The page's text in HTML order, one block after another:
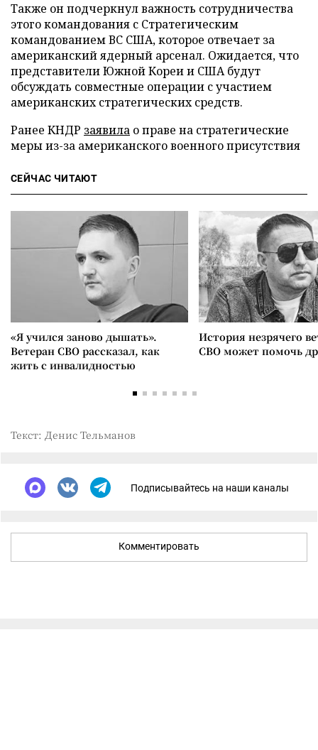
Также он подчеркнул важность сотрудничества
этого командования с Стратегическим
командованием ВС США, которое отвечает за
американский ядерный арсенал. Ожидается, что
представители Южной Кореи и США будут
обсуждать совместные операции с участием
американских стратегических средств.
Ранее КНДР заявила о праве на стратегические
меры из-за американского военного присутствия
СЕЙЧАС ЧИТАЮТ
«Я учился заново дышать».
Ветеран СВО рассказал, как
жить с инвалидностью
История незрячего
СВО может помочь
Текст: Денис Тельманов
Подписывайтесь на наши каналы
Комментировать